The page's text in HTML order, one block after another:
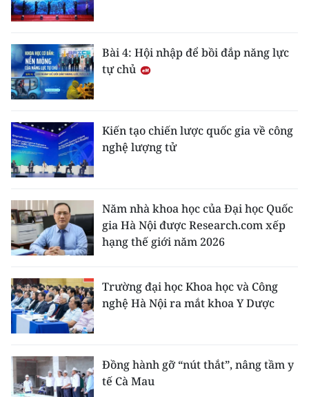
Bài 4: Hội nhập để bồi đắp năng lực
tự chủ
Kiến tạo chiến lược quốc gia về công
nghệ lượng tử
Năm nhà khoa học của Đại học Quốc
gia Hà Nội được Research.com xếp
hạng thế giới năm 2026
Trường đại học Khoa học và Công
nghệ Hà Nội ra mắt khoa Y Dược
Đồng hành gỡ “nút thắt”, nâng tầm y
tế Cà Mau